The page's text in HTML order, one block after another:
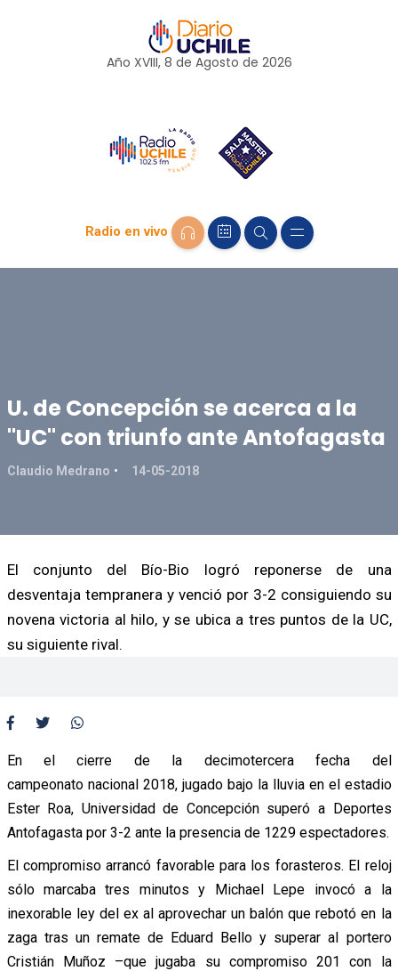
Año XVIII, 8 de Agosto de 2026
Radio en vivo
U. de Concepción se acerca a la
"UC" con triunfo ante Antofagasta
Claudio Medrano 14-05-2018
El conjunto del Bío-Bio logró reponerse de una
desventaja tempranera y venció por 3-2 consiguiendo su
novena victoria al hilo, y se ubica a tres puntos de la UC,
su siguiente rival.
En el cierre de la decimotercera fecha del
campeonato nacional 2018, jugado bajo la lluvia en el estadio
Ester Roa, Universidad de Concepción superó a Deportes
Antofagasta por 3-2 ante la presencia de 1229 espectadores.
El compromiso arrancó favorable para los forasteros. El reloj
sólo marcaba tres minutos y Michael Lepe invocó a la
inexorable ley del ex al aprovechar un balón que rebotó en la
zaga tras un remate de Eduard Bello y superar al portero
Cristián Muñoz –que jugaba su compromiso 201 con la